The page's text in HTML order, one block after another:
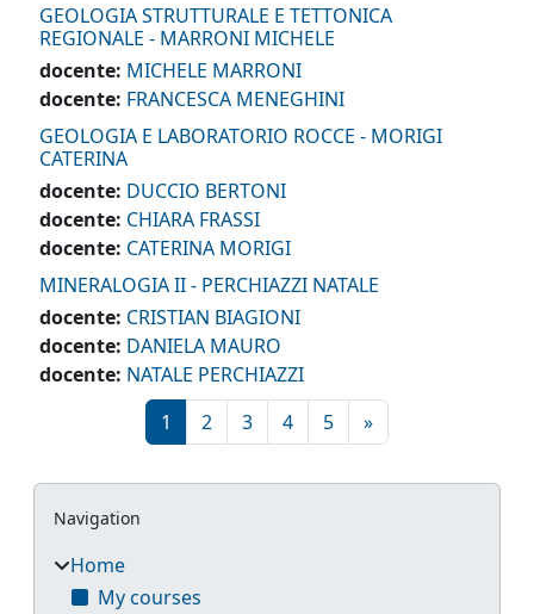
GEOLOGIA STRUTTURALE E TETTONICA
REGIONALE - MARRONI MICHELE
docente: MICHELE MARRONI
docente: FRANCESCA MENEGHINI
GEOLOGIA E LABORATORIO ROCCE - MORIGI
CATERINA
docente: DUCCIO BERTONI
docente: CHIARA FRASSI
docente: CATERINA MORIGI
MINERALOGIA II - PERCHIAZZI NATALE
docente: CRISTIAN BIAGIONI
docente: DANIELA MAURO
docente: NATALE PERCHIAZZI
1 Page 1
2 Page 2
3Page 3
4Page 4
5Page 5
»Next page
Blocks
Skip Navigation
Navigation
Home
My courses